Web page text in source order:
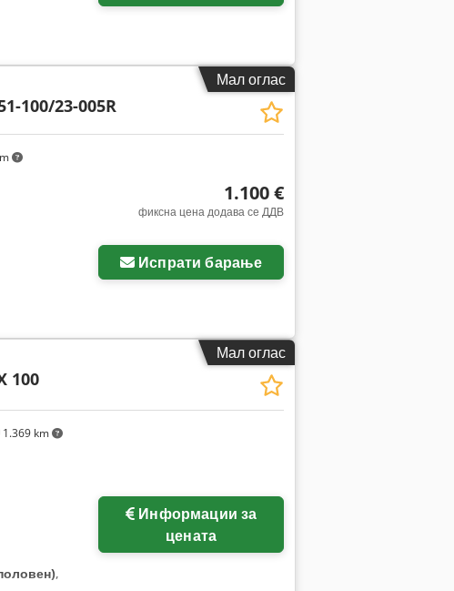
Мал оглас
100/23-005R
1.100 €
фиксна цена додава се ДДВ
Испрати барање
Мал оглас
1.369 km
100
цената
,